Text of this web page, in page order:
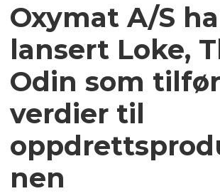
Oxymat A/S
lansert Loke,
Odin som
verdier til
nen